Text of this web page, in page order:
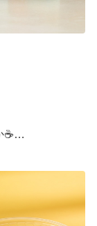
☕
▼